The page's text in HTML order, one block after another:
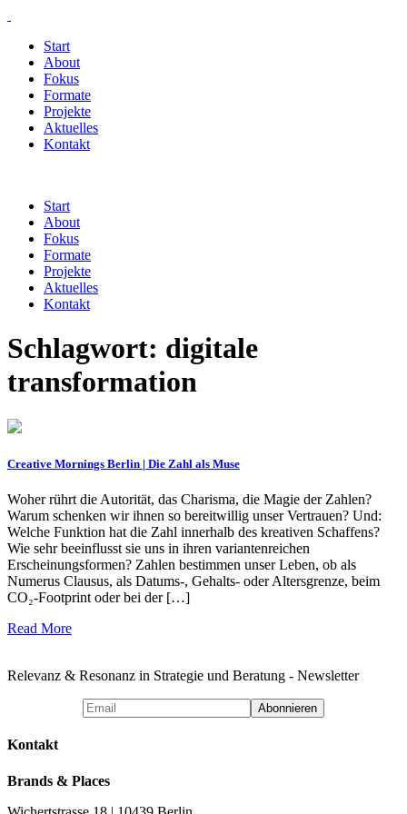
Start
About
Fokus
Formate
Projekte
Aktuelles
Kontakt
Start
About
Fokus
Formate
Projekte
Aktuelles
Kontakt
Schlagwort: digitale
transformation
Creative Mornings Berlin | Die Zahl als Muse
Woher rührt die Autorität, das Charisma, die Magie der Zahlen?
Warum schenken wir ihnen so bereitwillig unser Vertrauen? Und:
Welche Funktion hat die Zahl innerhalb des kreativen Schaffens?
Wie sehr beeinflusst sie uns in ihren variantenreichen
Erscheinungsformen? Zahlen bestimmen unser Leben, ob als
Numerus Clausus, als Datums-, Gehalts- oder Altersgrenze, beim
CO₂-Footprint oder bei der […]
Read More
Relevanz & Resonanz in Strategie und Beratung - Newsletter
Kontakt
Brands & Places